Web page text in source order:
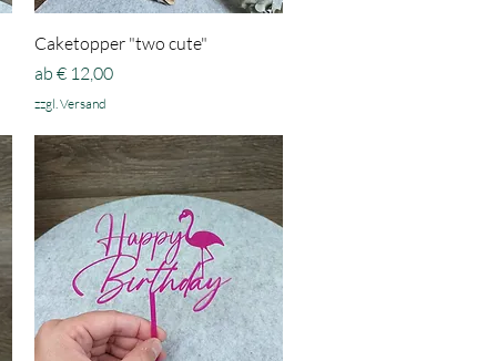
Schnellansicht
Caketopper "two cute"
ab € 12,00
Sale-Preis
zzgl. Versand